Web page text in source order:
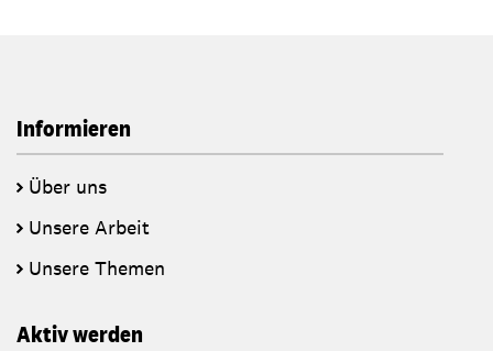
Informieren
Über uns
Unsere Arbeit
Unsere Themen
Aktiv werden